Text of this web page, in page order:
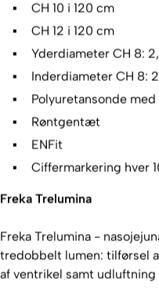
CH 10 i 120 cm
CH 12 i 120 cm
Yderdiameter CH 8:
Inderdiameter CH 8:
Polyuretansonde
Røntgentæt
ENFit
Ciffermarkering hver
Freka Trelumina
Freka Trelumina -
tredobbelt lumen: tilførsel
af ventrikel samt udluftning